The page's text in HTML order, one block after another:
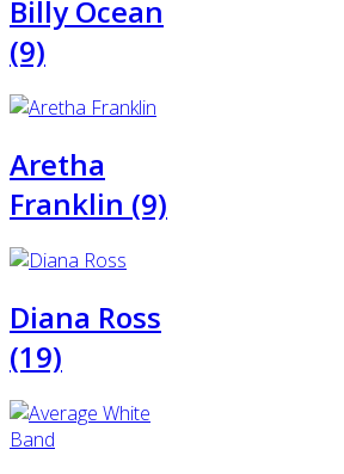
Billy Ocean
(9)
Aretha
Franklin (9)
Diana Ross
(19)